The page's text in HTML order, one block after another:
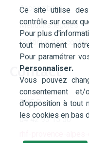
Ce site utilise
contrôle sur ceux
Pour plus
tout moment
Pour paramétrer
Personnaliser.
Vous pouvez
consentement
d'opposition à tout
les cookies en bas
Accessibilité
Mentions légales
Politique des
Contact
RHF Paca
04 42 93 15 50